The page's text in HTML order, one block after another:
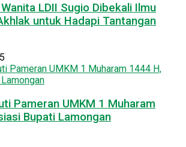
LDII Sugio Dibekali Ilmu
untuk Hadapi Tantangan
Pameran UMKM 1 Muharam
Bupati Lamongan